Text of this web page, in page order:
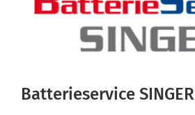
Batterieservice SINGER